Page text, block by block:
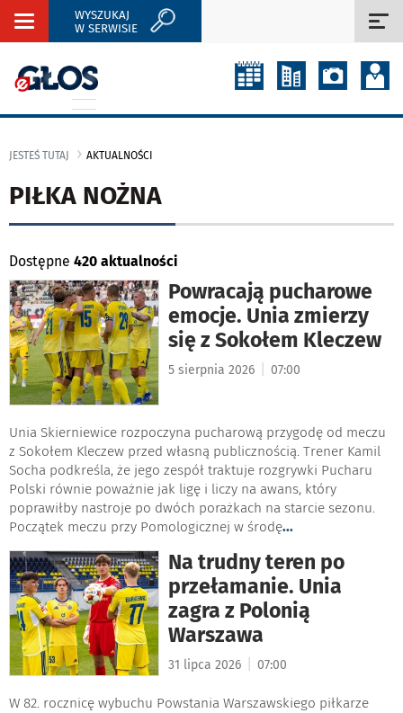
Rozwiń
WYSZUKAJ
W SERWISIE
JESTEŚ TUTAJ AKTUALNOŚCI
PIŁKA NOŻNA
Dostępne 420 aktualności
Powracają pucharowe
emocje. Unia zmierzy
się z Sokołem Kleczew
5 sierpnia 2026 07:00
Unia Skierniewice rozpoczyna pucharową przygodę od meczu
z Sokołem Kleczew przed własną publicznością. Trener Kamil
Socha podkreśla, że jego zespół traktuje rozgrywki Pucharu
Polski równie poważnie jak ligę i liczy na awans, który
poprawiłby nastroje po dwóch porażkach na starcie sezonu.
Początek meczu przy Pomologicznej w środę...
Na trudny teren po
przełamanie. Unia
zagra z Polonią
Warszawa
31 lipca 2026 07:00
W 82. rocznicę wybuchu Powstania Warszawskiego piłkarze